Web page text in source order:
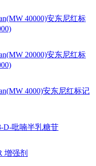
40000)安东尼红标
20000)安东尼红标
4000)安东尼红标记
D-吡喃半乳糖苷
增强剂